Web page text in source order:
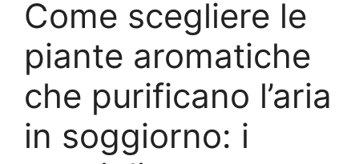
Come scegliere le
piante aromatiche
che purificano l’aria
in soggiorno: i